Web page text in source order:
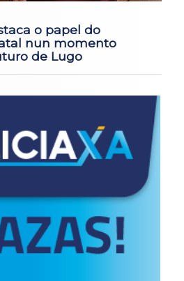
o papel do
nun momento
de Lugo